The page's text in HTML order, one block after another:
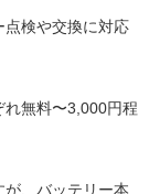
点検や交換に対応
無料〜3,000円程
、バッテリー本